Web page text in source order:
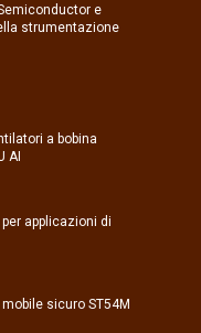
e
strumentazione
a bobina
AI
per applicazioni di
sicuro ST54M